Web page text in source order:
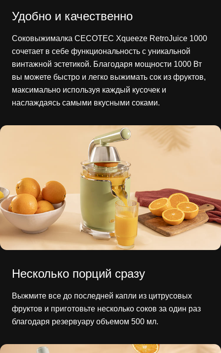
Удобно и качественно
Соковыжималка CECOTEC Xqueeze RetroJuice 1000
сочетает в себе функциональность с уникальной
винтажной эстетикой. Благодаря мощности 1000 Вт
вы можете быстро и легко выжимать сок из фруктов,
максимально используя каждый кусочек и
наслаждаясь самыми вкусными соками.
Несколько порций сразу
Выжмите все до последней капли из цитрусовых
фруктов и приготовьте несколько соков за один раз
благодаря резервуару объемом 500 мл.